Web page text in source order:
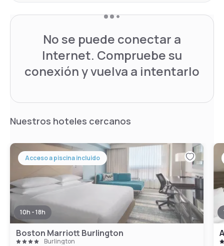
No se puede conectar a
Internet. Compruebe su
conexión y vuelva a intentarlo
Nuestros hoteles cercanos
Acceso a piscina incluido
10h - 18h
Boston Marriott Burlington
Burlington